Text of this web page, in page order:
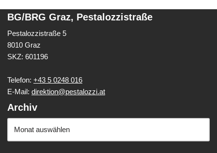
BG/BRG Graz, Pestalozzistraße
Pestalozzistraße 5
8010 Graz
SKZ: 601196
Telefon: +43 5 0248 016
E-Mail: direktion@pestalozzi.at
Archiv